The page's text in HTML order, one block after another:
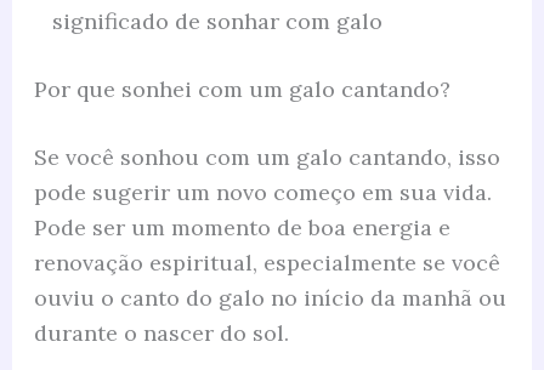
significado de sonhar com galo
Por que sonhei com um galo cantando?
Se você sonhou com um galo cantando, isso
pode sugerir um novo começo em sua vida.
Pode ser um momento de boa energia e
renovação espiritual, especialmente se você
ouviu o canto do galo no início da manhã ou
durante o nascer do sol.